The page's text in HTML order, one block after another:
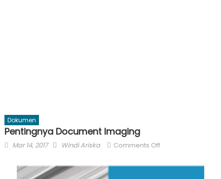
Dokumen
Pentingnya Document Imaging
Posted
Mar 14, 2017 Author
Windi Ariska Comments Offon
Document